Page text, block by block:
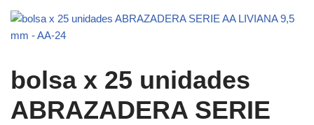
bolsa x 25 unidades
ABRAZADERA SERIE